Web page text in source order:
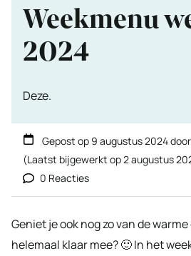
Weekmenu
2024
Deze.
Gepost op 9 augustus 2024door
(Laatst bijgewerkt op2 augustus
0 Reacties
Geniet je ook nog zo van de
helemaal klaar mee? 🙂 In het